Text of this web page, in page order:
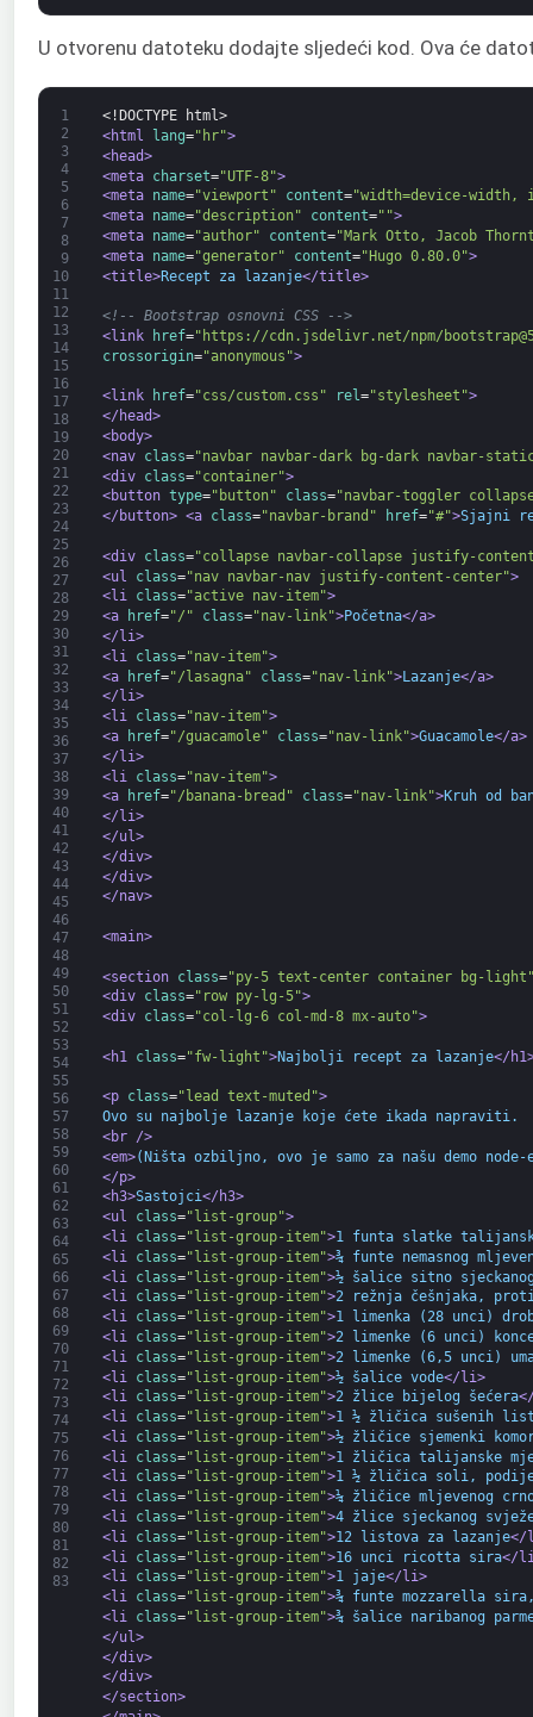
U otvorenu datoteku dodajte sljedeći kod. Ova će
1
2
3
4
5
6
7
8
9
10
11
12
13
14
15
16
17
18
19
20
21
22
23
24
25
26
27
28
29
30
31
32
33
34
35
36
37
38
39
40
41
42
43
44
45
46
47
48
49
50
51
52
53
54
55
56
57
58
59
60
61
62
63
64
65
66
67
68
69
70
71
72
73
74
75
76
77
78
79
80
81
82
83
<!DOCTYPE html>
<html
lang="hr">
<head>
<meta charset="UTF-8">
<meta name="viewport" content="width=device-
<meta name="description" content="">
<meta name="author" content="Mark Otto, Jacob
<meta name="generator" content="Hugo 0.80.0">
<title>Recept za lazanje</title>
<!-- Bootstrap osnovni CSS -->
<link
href="https://cdn.jsdelivr.net/npm/
crossorigin="anonymous">
<link href="css/custom.css" rel="stylesheet">
</head>
<body>
<nav class="navbar navbar-dark bg-dark navbar-
<div class="container">
<button type="button" class="navbar-toggler
</button> <a class="navbar-brand" href="#">Sjajni
<div class="collapse navbar-collapse justify-
<ul
class="nav navbar-nav justify-content-center">
<li class="active nav-item">
<a
href="/" class="nav-link">Početna</a>
</li>
<li class="nav-item">
<a
href="/lasagna" class="nav-link">Lazanje</a>
</li>
<li class="nav-item">
<a
href="/guacamole" class="nav-link">Guacamole</a>
</li>
<li
class="nav-item">
<a
href="/banana-bread" class="nav-link">Kruh od
</li>
</ul>
</div>
</div>
</nav>
<main>
<section class="py-5 text-center container bg-
<div class="row py-lg-5">
<div class="col-lg-6 col-md-8 mx-auto">
<h1 class="fw-light">Najbolji recept za lazanje</
<p class="lead text-muted">
Ovo su najbolje lazanje koje ćete ikada napraviti.
<br />
<em>(Ništa ozbiljno, ovo je samo za našu demo
</p>
<h3>Sastojci</h3>
<ul
class="list-group">
<li class="list-group-item">1 funta slatke
<li
class="list-group-item">¾ funte nemasnog
<li
class="list-group-item">½ šalice sitno
<li class="list-group-item">2 režnja češnjaka,
<li class="list-group-item">1 limenka (28 unci)
<li class="list-group-item">2 limenke (6 unci)
<li
class="list-group-item">2 limenke (6,5 unci)
<li
class="list-group-item">½ šalice vode</li>
<li class="list-group-item">2 žlice bijelog šećera
<li class="list-group-item">1 ½ žličica sušenih
<li class="list-group-item">½ žličice sjemenki
<li
class="list-group-item">1 žličica talijanske
<li class="list-group-item">1 ½ žličica soli,
<li class="list-group-item">¼ žličice mljevenog
<li class="list-group-item">4 žlice sjeckanog
<li class="list-group-item">12 listova za lazanje</
<li
class="list-group-item">16 unci ricotta sira</
<li class="list-group-item">1 jaje</li>
<li class="list-group-item">¾ funte mozzarella sira,
<li class="list-group-item">¾ šalice naribanog
</ul>
</div>
</div>
</section>